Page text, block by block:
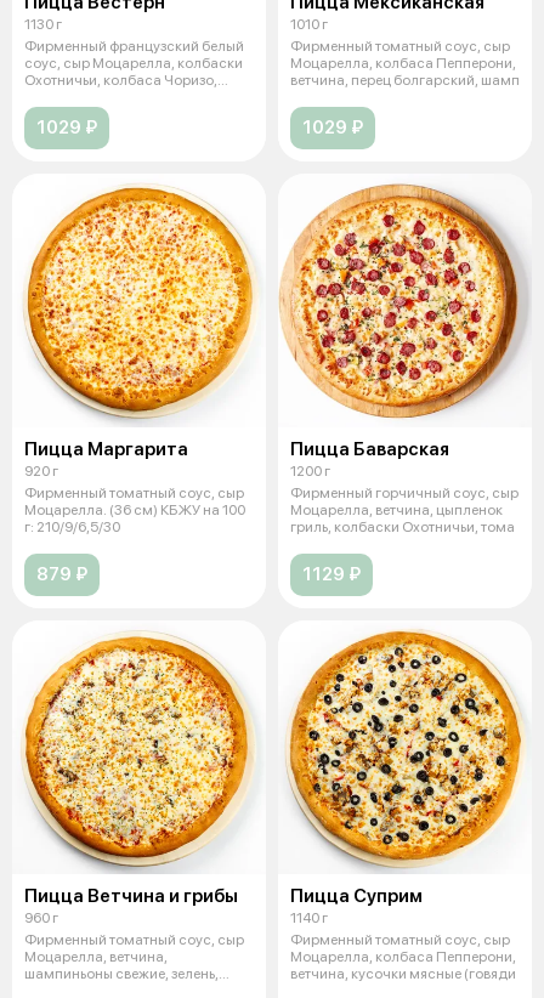
1130 г
Фирменный французский белый
соус, сыр Моцарелла, колбаски
Охотничьи, колбаса Чоризо,
1029 ₽
1010 г
Фирменный томатный соус, сыр
Моцарелла, колбаса Пепперони,
ветчина, перец болгарский, шамп
1029 ₽
Пицца Маргарита
920 г
Фирменный томатный соус, сыр
Моцарелла. (36 см) КБЖУ на 100
г: 210/9/6,5/30
879 ₽
Пицца Баварская
1200 г
Фирменный горчичный соус, сыр
Моцарелла, ветчина, цыпленок
гриль, колбаски Охотничьи, тома
1129 ₽
Пицца Ветчина и грибы
960 г
Фирменный томатный соус, сыр
Моцарелла, ветчина,
шампиньоны свежие, зелень,
Пицца Суприм
1140 г
Фирменный томатный соус, сыр
Моцарелла, колбаса Пепперони,
ветчина, кусочки мясные (говяди